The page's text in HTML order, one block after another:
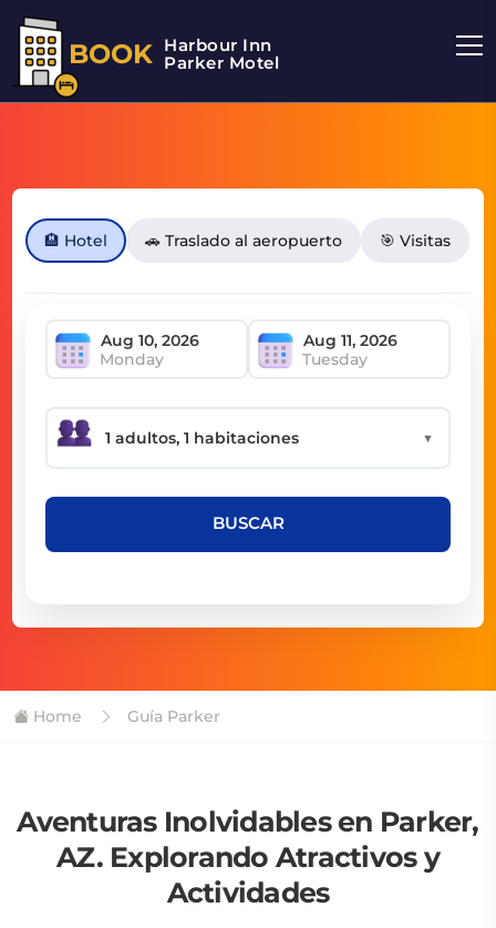
BOOK Harbour Inn
Parker Motel
🏨 Hotel 🚗 Traslado al aeropuerto 🎯 Visitas
Monday Tuesday
▼
BUSCAR
Home Guía Parker
Aventuras Inolvidables en Parker,
AZ. Explorando Atractivos y
Actividades